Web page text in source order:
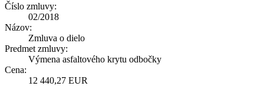
Číslo zmluvy:
02/2018
Názov:
Zmluva o dielo
Predmet zmluvy:
Výmena asfaltového krytu odbočky
Cena:
12 440,27 EUR